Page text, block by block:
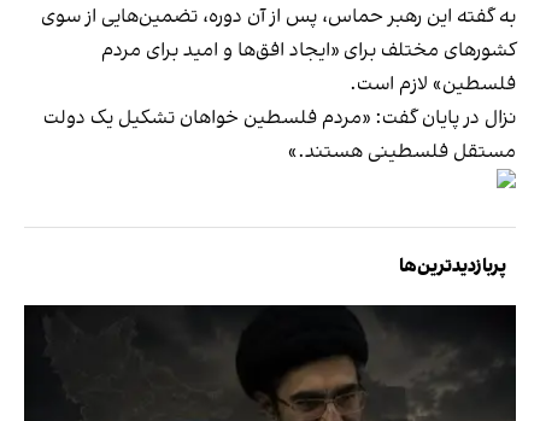
به گفته‌ این رهبر حماس، پس از آن دوره، تضمین‌هایی از سوی
کشورهای مختلف برای «ایجاد افق‌ها و امید برای مردم
فلسطین» لازم است.
نزال در پایان گفت: «مردم فلسطین خواهان تشکیل یک دولت
مستقل فلسطینی هستند.»
پربازدیدترین‌ها